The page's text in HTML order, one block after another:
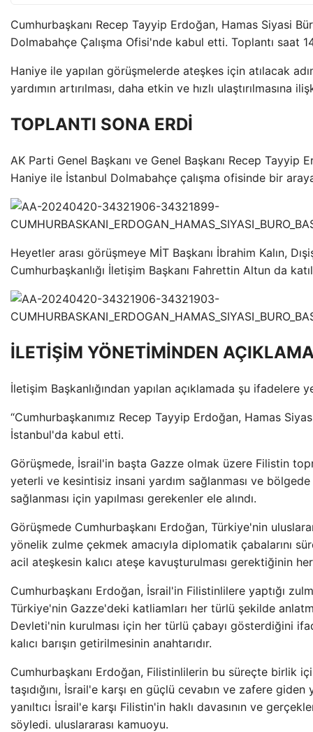
Cumhurbaşkanı Recep Tayyip Erdoğan, Hamas Siyasi
Dolmabahçe Çalışma Ofisi'nde kabul etti. Toplantı saat
Haniye ile yapılan görüşmelerde ateşkes için atılacak
yardımın artırılması, daha etkin ve hızlı ulaştırılmasına
TOPLANTI SONA ERDİ
AK Parti Genel Başkanı ve Genel Başkanı Recep Tayyip
Haniye ile İstanbul Dolmabahçe çalışma ofisinde bir
Heyetler arası görüşmeye MİT Başkanı İbrahim Kalın,
Cumhurbaşkanlığı İletişim Başkanı Fahrettin Altun da
İLETİŞİM YÖNETİMİNDEN
İletişim Başkanlığından yapılan açıklamada şu ifadelere
“Cumhurbaşkanımız Recep Tayyip Erdoğan, Hamas
İstanbul'da kabul etti.
Görüşmede, İsrail'in başta Gazze olmak üzere Filistin
yeterli ve kesintisiz insani yardım sağlanması ve bölgede
sağlanması için yapılması gerekenler ele alındı.
Görüşmede Cumhurbaşkanı Erdoğan, Türkiye'nin
yönelik zulme çekmek amacıyla diplomatik çabalarını
acil ateşkesin kalıcı ateşe kavuşturulması gerektiğinin
Cumhurbaşkanı Erdoğan, İsrail'in Filistinlilere yaptığı
Türkiye'nin Gazze'deki katliamları her türlü şekilde
Devleti'nin kurulması için her türlü çabayı gösterdiğini
kalıcı barışın getirilmesinin anahtarıdır.
Cumhurbaşkanı Erdoğan, Filistinlilerin bu süreçte birlik
taşıdığını, İsrail'e karşı en güçlü cevabın ve zafere
yanıltıcı İsrail'e karşı Filistin'in haklı davasının ve
söyledi. uluslararası kamuoyu.